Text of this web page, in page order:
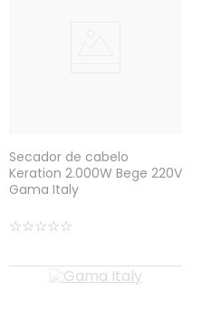
Secador de cabelo
Keration 2.000W Bege 220V
Gama Italy
☆☆☆☆☆